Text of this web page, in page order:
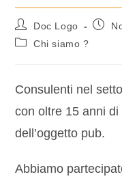
Doc Logo
Chi siamo ?
Consulenti nel
con oltre 15 anni
dell’oggetto pub.
Abbiamo